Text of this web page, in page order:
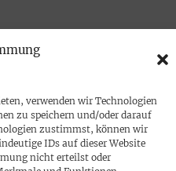
verwenden wir Technologien
zu speichern und/oder darauf
zustimmst, können wir
IDs auf dieser Website
nicht erteilst oder